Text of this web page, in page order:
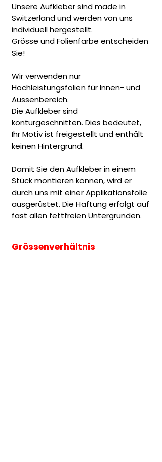
Unsere Aufkleber sind made in
Switzerland und werden von uns
individuell hergestellt.
Grösse und Folienfarbe entscheiden
Sie!
Wir verwenden nur
Hochleistungsfolien für Innen- und
Aussenbereich.
Die Aufkleber sind
konturgeschnitten. Dies bedeutet,
Ihr Motiv ist freigestellt und enthält
keinen Hintergrund.
Damit Sie den Aufkleber in einem
Stück montieren können, wird er
durch uns mit einer Applikationsfolie
ausgerüstet. Die Haftung erfolgt auf
fast allen fettfreien Untergründen.
Grössenverhältnis